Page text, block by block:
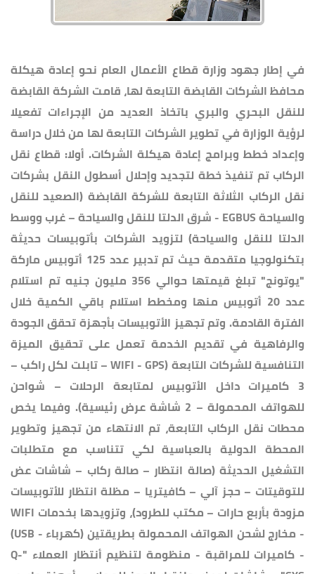
في إطار جهود وزارة قطاع الأعمال العام نحو إعادة هيكلة
محافظ الشركات القابضة التابعة لها، قامت الشركة القابضة
للنقل البحري والبري باتخاذ العديد من الإجراءات تفعيلا
لرؤية الوزارة في تطوير الشركات التابعة لها من خلال دراسة
وإعداد خطط وبرامج إعادة هيكلة الشركات. أولا: قطاع نقل
الركاب تم تنفيذ خطة لتجديد وإحلال أسطول النقل بشركات
نقل الركاب الثلاثة التابعة للشركة القابضة (الصعيد للنقل
والسياحة EGBUS - شرق الدلتا للنقل والسياحة – غرب ووسط
الدلتا للنقل والسياحة) لتزويد الشركات بأتوبيسات حديثة
بتكنولوجيا متقدمة حيث تم تدبير عدد 125 أتوبيس ماركة
"يوتونج" تبلغ قيمتها حوالي 356 مليون جنيه تم استلام
عدد 20 أتوبيس منها ومخطط استلام باقي الكمية خلال
الفترة القادمة. وتم تجهيز الأتوبيسات بأجهزة تحقق الجودة
والرفاهية في تقديم الخدمة تعمل على تحقيق الميزة
التنافسية للشركات التابعة (WIFI - GPS – تابلت لكل راكب –
3 كاميرات داخل الأتوبيس لمتابعة الرحلات – شواحن
للهواتف المحمولة – 2 شاشة عرض رئيسية). وفيما يخص
محطات نقل الركاب التابعة، تم الانتهاء من تجهيز وتطوير
المحطة الدولية بالعباسية لكي تتناسب مع متطلبات
التشغيل الحديثة (صالة انتظار – صالة ركاب – شاشات عض
للتوقيتات – حجز آلي – كافيتريا – مظلة انتظار للأتوبيسات
مزودة بأربع حارات – مكتب للطرود)، وتزويدها بخدمات WIFI
- مخارج لشحن الهواتف المحمولة بطريقتين (كهرباء - USB)
- كاميرات للمراقبة - منظومة لتنظيم أنتظار العملاء "Q-